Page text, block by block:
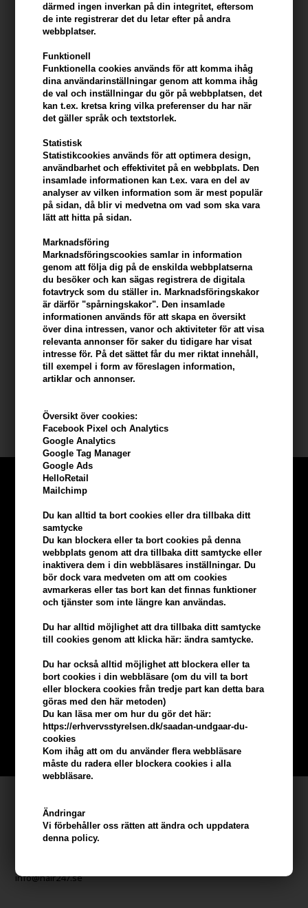
därmed ingen inverkan på din integritet, eftersom
de inte registrerar det du letar efter på andra
webbplatser.
Funktionell
Funktionella cookies används för att komma ihåg
dina användarinställningar genom att komma ihåg
de val och inställningar du gör på webbplatsen, det
kan t.ex. kretsa kring vilka preferenser du har när
det gäller språk och textstorlek.
Statistisk
Statistikcookies används för att optimera design,
användbarhet och effektivitet på en webbplats. Den
insamlade informationen kan t.ex. vara en del av
analyser av vilken information som är mest populär
på sidan, då blir vi medvetna om vad som ska vara
lätt att hitta på sidan.
Marknadsföring
Marknadsföringscookies samlar in information
genom att följa dig på de enskilda webbplatserna
du besöker och kan sägas registrera de digitala
fotavtryck som du ställer in. Marknadsföringskakor
är därför "spårningskakor". Den insamlade
informationen används för att skapa en översikt
över dina intressen, vanor och aktiviteter för att visa
relevanta annonser för saker du tidigare har visat
intresse för. På det sättet får du mer riktat innehåll,
till exempel i form av föreslagen information,
artiklar och annonser.
Översikt över cookies:
Facebook Pixel och Analytics
Google Analytics
Google Tag Manager
Google Ads
HelloRetail
Mailchimp
Du kan alltid ta bort cookies eller dra tillbaka ditt
samtycke
Du kan blockera eller ta bort cookies på denna
webbplats genom att dra tillbaka ditt samtycke eller
inaktivera dem i din webbläsares inställningar. Du
bör dock vara medveten om att om cookies
avmarkeras eller tas bort kan det finnas funktioner
och tjänster som inte längre kan användas.
Du har alltid möjlighet att dra tillbaka ditt samtycke
till cookies genom att klicka här: ändra samtycke.
Du har också alltid möjlighet att blockera eller ta
bort cookies i din webbläsare (om du vill ta bort
eller blockera cookies från tredje part kan detta bara
göras med den här metoden)
Du kan läsa mer om hur du gör det här:
https://erhvervsstyrelsen.dk/saadan-undgaar-du-
cookies
Kom ihåg att om du använder flera webbläsare
måste du radera eller blockera cookies i alla
webbläsare.
Ändringar
Vi förbehåller oss rätten att ändra och uppdatera
denna policy.
Intensivvård: Den närande formulan innehåller mjölkproteiner och
fruktextrakt som fungerar i harmoni för att ge intensiv fukt och
vård till ditt hår. Resultatet är silkeslent och ljust hår med en frisk
Lätt att reda ut: Glöm krånglet med trassligt hår. Detta balsam gör
håret lättare att reda ut och lämnar det smidigt och hanterbart,
Behaglig doft: Upplev en uppfriskande doftupplevelse varje gång
du använder Milk_shake Color Maintainer Conditioner. Den delikata
och behagliga doften ger ditt hår ett subtilt och fräscht intryck.
Användning av produkten
- Tvätta håret: Börja med att tvätta håret med Milk_shake Color
Maintainer Shampoo för optimalt färgskydd.
- Applicera balsam: Efter att ha sköljt av schampot, applicera en
lämplig mängd Colour Maintainer Conditioner. Fördela jämnt från
rötter till toppar.
- Låt det verka: Låt balsamet verka i 2-3 minuter för att säkerställa
optimal användning av vårdingredienser.
- Skölj noggrant: Skölj håret noggrant med varmt vatten för att ta
bort överflödig produkt och lämna håret silkeslent och glänsande.
Milkshake schampo etc
Tjäna5% bonuspå hela din
beställning
Bli en del av vår kundklubb gratis och få rabatter när du handlar
BLI EN GRATIS MEDLEM HÄR
Hair247
Frisenborgvej 6A
info@hair247.se